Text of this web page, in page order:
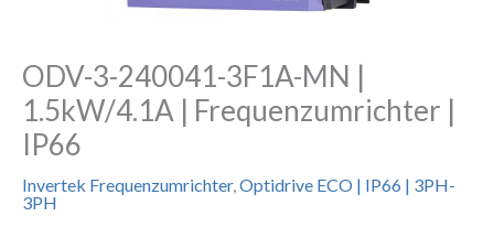
ODV-3-240041-3F1A-MN |
1.5kW/4.1A | Frequenzumrichter |
IP66
Invertek Frequenzumrichter,Optidrive ECO | IP66 | 3PH-
3PH